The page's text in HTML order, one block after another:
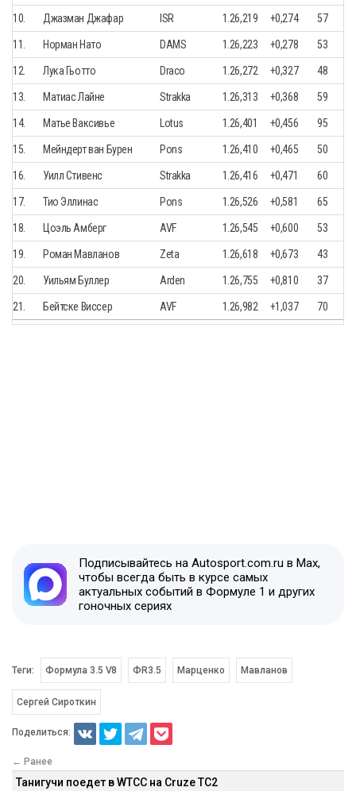
10. Джазман Джафар ISR 1.26,219 +0,274 57
11. Норман Нато DAMS 1.26,223 +0,278 53
12. Лука Гьотто Draco 1.26,272 +0,327 48
13. Матиас Лайне Strakka 1.26,313 +0,368 59
14. Матье Ваксивье Lotus 1.26,401 +0,456 95
15. Мейндерт ван Бурен Pons 1.26,410 +0,465 50
16. Уилл Стивенс Strakka 1.26,416 +0,471 60
17. Тио Эллинас Pons 1.26,526 +0,581 65
18. Цоэль Амберг AVF 1.26,545 +0,600 53
19. Роман Мавланов Zeta 1.26,618 +0,673 43
20. Уильям Буллер Arden 1.26,755 +0,810 37
21. Бейтске Виссер AVF 1.26,982 +1,037 70
Подписывайтесь на Autosport.com.ru в Max,
чтобы всегда быть в курсе самых
актуальных событий в Формуле 1 и других
гоночных сериях
Теги: Формула 3.5 V8 ФR3.5 Марценко Мавланов
Сергей Сироткин
Поделиться:
← Ранее
Танигучи поедет в WTCC на Cruze TC2